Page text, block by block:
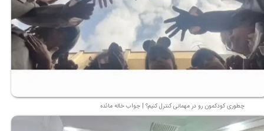
★★
چطوری کودکمون رو در مهمانی کنترل کنیم؟ | جواب خاله مائده